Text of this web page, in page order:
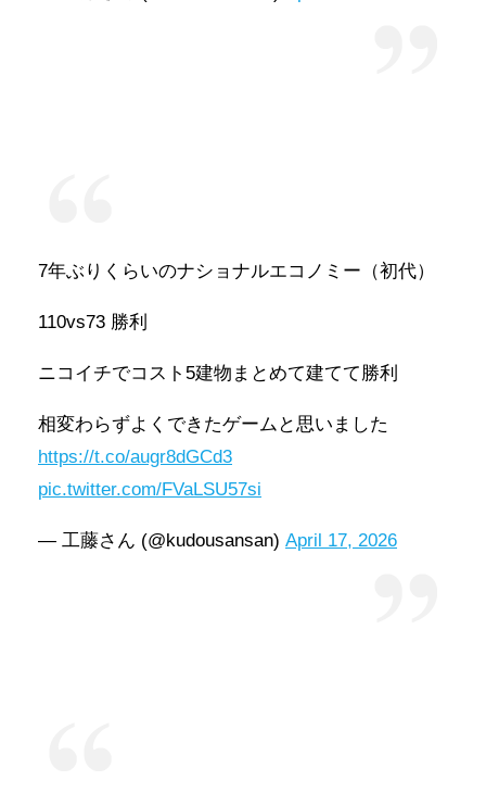
7年ぶりくらいのナショナルエコノミー（初代）
110vs73 勝利
ニコイチでコスト5建物まとめて建てて勝利
相変わらずよくできたゲームと思いました
https://t.co/augr8dGCd3
pic.twitter.com/FVaLSU57si
— 工藤さん (@kudousansan) April 17, 2026